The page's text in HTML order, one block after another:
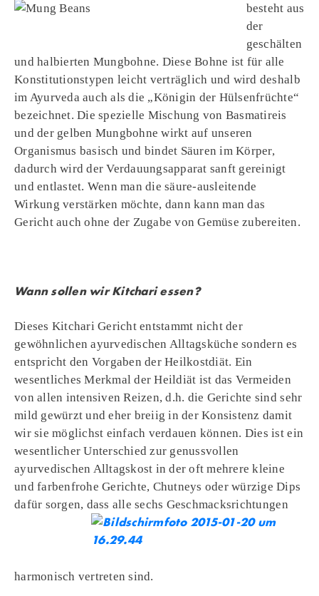
besteht aus
der
geschälten
und halbierten Mungbohne. Diese Bohne ist für alle
Konstitutionstypen leicht verträglich und wird deshalb
im Ayurveda auch als die „Königin der Hülsenfrüchte“
bezeichnet. Die spezielle Mischung von Basmatireis
und der gelben Mungbohne wirkt auf unseren
Organismus basisch und bindet Säuren im Körper,
dadurch wird der Verdauungsapparat sanft gereinigt
und entlastet. Wenn man die säure-ausleitende
Wirkung verstärken möchte, dann kann man das
Gericht auch ohne der Zugabe von Gemüse zubereiten.
Wann sollen wir Kitchari essen?
Dieses Kitchari Gericht entstammt nicht der
gewöhnlichen ayurvedischen Alltagsküche sondern es
entspricht den Vorgaben der Heilkostdiät. Ein
wesentliches Merkmal der Heildiät ist das Vermeiden
von allen intensiven Reizen, d.h. die Gerichte sind sehr
mild gewürzt und eher breiig in der Konsistenz damit
wir sie möglichst einfach verdauen können. Dies ist ein
wesentlicher Unterschied zur genussvollen
ayurvedischen Alltagskost in der oft mehrere kleine
und farbenfrohe Gerichte, Chutneys oder würzige Dips
dafür sorgen, dass alle sechs Geschmacksrichtungen
harmonisch vertreten sind.